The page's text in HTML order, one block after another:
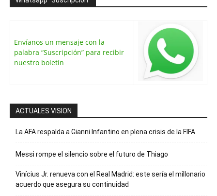
Envíanos un mensaje con la
palabra “Suscripción” para recibir
nuestro boletín
ACTUALES VISION
La AFA respalda a Gianni Infantino en plena crisis de la FIFA
Messi rompe el silencio sobre el futuro de Thiago
Vinícius Jr. renueva con el Real Madrid: este sería el millonario
acuerdo que asegura su continuidad